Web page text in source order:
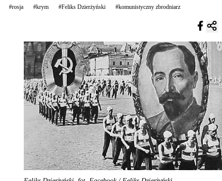
#rosja #krym #Feliks Dzierżyński #komunistyczny zbrodniarz